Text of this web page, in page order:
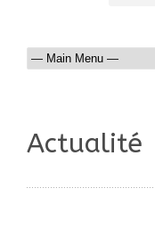
Actualité